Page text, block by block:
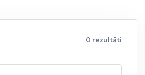
0 rezultāti